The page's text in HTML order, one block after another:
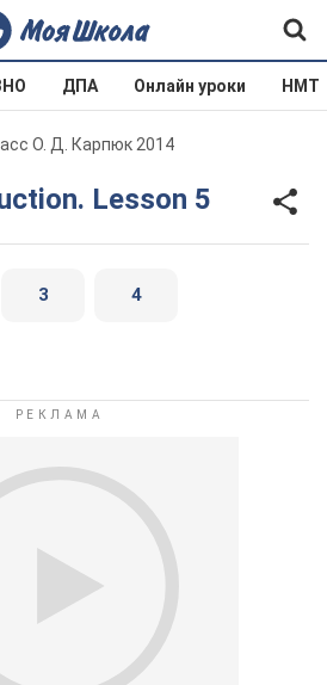
ДПА Онлайн уроки НМТ
О. Д. Карпюк 2014
Lesson 5
3 4